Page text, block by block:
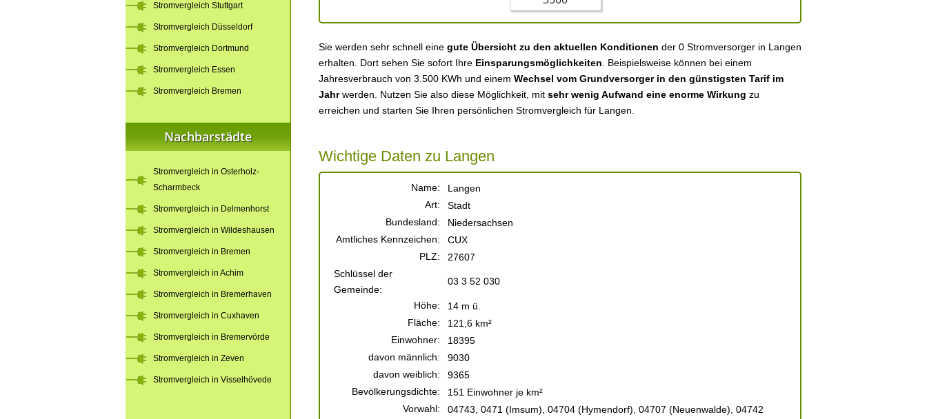
Sie werden sehr schnell eine gute Übersicht zu den aktuellen Konditionen der 0 Stromversorger in Langen
erhalten. Dort sehen Sie sofort Ihre Einsparungsmöglichkeiten . Beispielsweise können bei einem
Jahresverbrauch von 3.500 KWh und einem Wechsel vom Grundversorger in den günstigsten Tarif im
Jahrwerden. Nutzen Sie also diese Möglichkeit, mit sehr wenig Aufwand eine enorme Wirkung zu
erreichen und starten Sie Ihren persönlichen Stromvergleich für Langen.
Wichtige Daten zu Langen
Name:
Langen
Art:
Stadt
Bundesland:
Niedersachsen
Amtliches Kennzeichen:
CUX
PLZ:
27607
Schlüssel der
Gemeinde:
03 3 52 030
Höhe:
14 m ü.
Fläche:
121,6 km²
Einwohner:
18395
davon männlich:
9030
davon weiblich:
9365
Bevölkerungsdichte:
151 Einwohner je km²
Vorwahl:
04743, 0471 (Imsum), 04704 (Hymendorf), 04707 (Neuenwalde), 04742
Stromvergleich Stuttgart
Stromvergleich Düsseldorf
Stromvergleich Dortmund
Stromvergleich Essen
Stromvergleich Bremen
Nachbarstädte
Stromvergleich in Osterholz-
Scharmbeck
Stromvergleich in Delmenhorst
Stromvergleich in Wildeshausen
Stromvergleich in Bremen
Stromvergleich in Achim
Stromvergleich in Bremerhaven
Stromvergleich in Cuxhaven
Stromvergleich in Bremervörde
Stromvergleich in Zeven
Stromvergleich in Visselhövede